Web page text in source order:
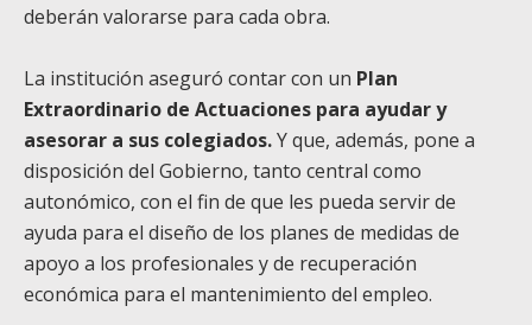
deberán valorarse para cada obra.
La institución aseguró contar con un Plan
Extraordinario de Actuaciones para ayudar y
asesorar a sus colegiados.Y que, además, pone a
disposición del Gobierno, tanto central como
autonómico, con el fin de que les pueda servir de
ayuda para el diseño de los planes de medidas de
apoyo a los profesionales y de recuperación
económica para el mantenimiento del empleo.